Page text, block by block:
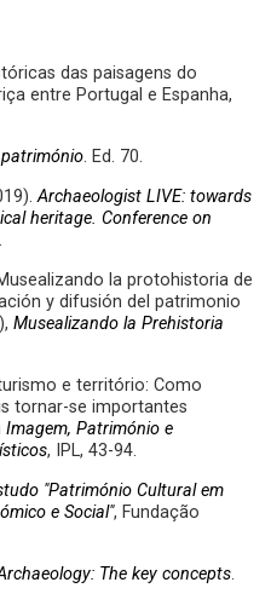
das paisagens do
entre Portugal e Espanha,
. Ed. 70.
Archaeologist LIVE: towards
heritage. Conference on
Musealizando la protohistoria de
y difusión del patrimonio
Musealizando la Prehistoria
e território: Como
tornar-se importantes
Imagem, Património e
, IPL, 43-94.
"Património Cultural em
e Social", Fundação
The key concepts.